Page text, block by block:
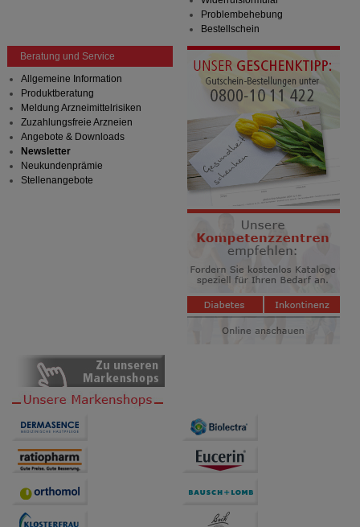
Problembehebung
Bestellschein
Beratung und Service
Allgemeine Information
Produktberatung
Meldung Arzneimittelrisiken
Zuzahlungsfreie Arzneien
Angebote & Downloads
Newsletter
Neukundenprämie
Stellenangebote